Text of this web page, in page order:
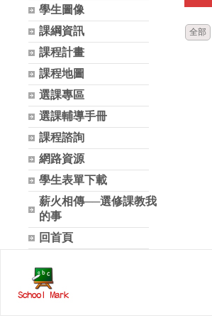
學生圖像
課綱資訊
課程計畫
課程地圖
選課專區
選課輔導手冊
課程諮詢
網路資源
學生表單下載
薪火相傳──選修課教我
的事
回首頁
全部